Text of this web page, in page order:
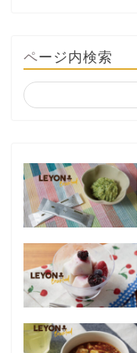
ページ内検索